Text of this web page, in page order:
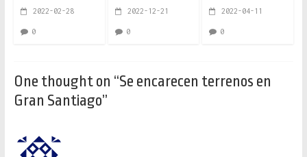
2022-02-28
0
2022-12-21
0
2022-04-11
0
One thought on “Se encarecen terrenos en
Gran Santiago”